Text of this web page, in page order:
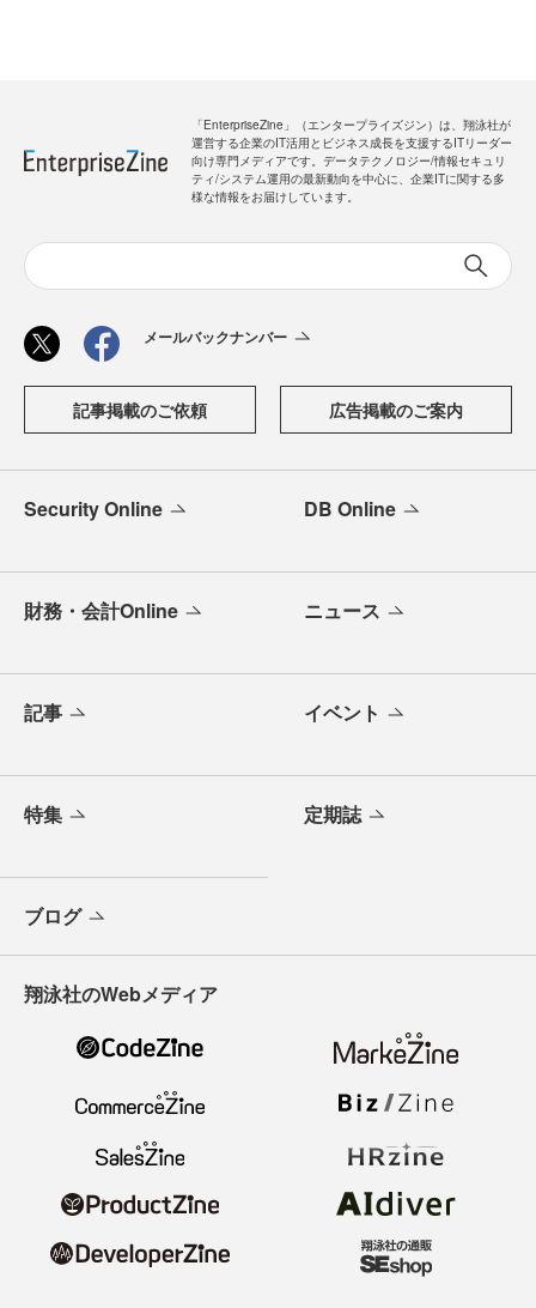
「EnterpriseZine」（エンタープライズジン）は、翔泳社が
運営する企業のIT活用とビジネス成長を支援するITリーダー
向け専門メディアです。データテクノロジー/情報セキュリ
ティ/システム運用の最新動向を中心に、企業ITに関する多
様な情報をお届けしています。
メールバックナンバー
記事掲載のご依頼 広告掲載のご案内
Security Online DB Online
財務・会計Online ニュース
記事 イベント
特集 定期誌
ブログ
翔泳社のWebメディア